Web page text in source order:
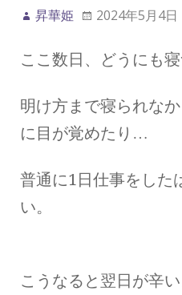
昇華姫 2024年5月4日
ここ数日、どうにも寝
明け方まで寝られな
に目が覚めたり…
普通に1日仕事をした
い。
こうなると翌日が辛い